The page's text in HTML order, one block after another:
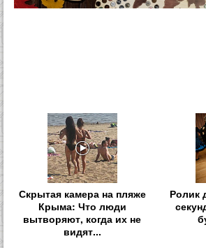
Скрытая камера на пляже
Крыма: Что люди
вытворяют, когда их не
видят...
Ролик